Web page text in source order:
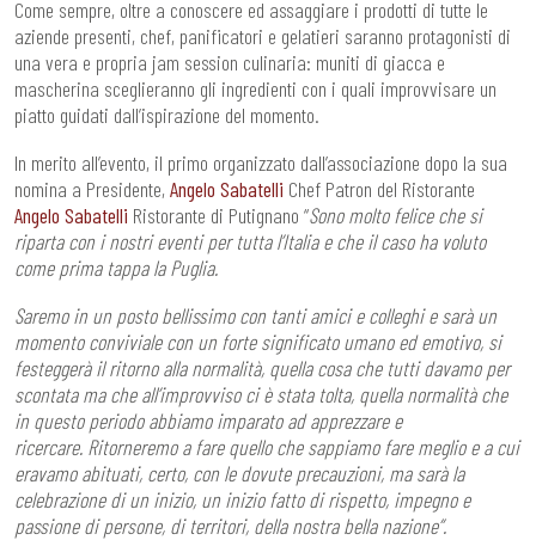
Come sempre, oltre a conoscere ed assaggiare i prodotti di tutte le
aziende presenti, chef, panificatori e gelatieri saranno protagonisti di
una vera e propria jam session culinaria: muniti di giacca e
mascherina sceglieranno gli ingredienti con i quali improvvisare un
piatto guidati dall’ispirazione del momento.
In merito all’evento, il primo organizzato dall’associazione dopo la sua
nomina a Presidente, Angelo Sabatelli Chef Patron del Ristorante
Angelo Sabatelli Ristorante di Putignano “Sono molto felice che si
riparta con i nostri eventi per tutta l’Italia e che il caso ha voluto
come prima tappa la Puglia.
Saremo in un posto bellissimo con tanti amici e colleghi e sarà un
momento conviviale con un forte significato umano ed emotivo, si
festeggerà il ritorno alla normalità, quella cosa che tutti davamo per
scontata ma che all’improvviso ci è stata tolta, quella normalità che
in questo periodo abbiamo imparatoad apprezzare e
ricercare. Ritorneremo a fare quello che sappiamo fare meglio e a cui
eravamo abituati, certo, con le dovute precauzioni, ma sarà la
celebrazione di un inizio, un inizio fatto di rispetto, impegno e
passione di persone, di territori, della nostra bella nazione”.